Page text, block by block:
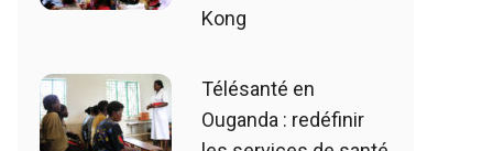
Kong
Télésanté en
Ouganda : redéfinir